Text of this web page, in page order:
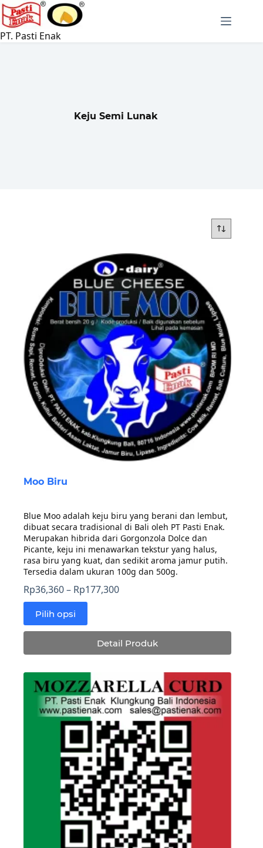
Langsung
ke
konten
PT. Pasti Enak
Keju Semi Lunak
Moo Biru
Blue Moo adalah keju biru yang berani dan lembut,
dibuat secara tradisional di Bali oleh PT Pasti Enak.
Merupakan hibrida dari Gorgonzola Dolce dan
Picante, keju ini menawarkan tekstur yang halus,
rasa biru yang kuat, dan sedikit aroma jamur putih.
Tersedia dalam ukuran 100g dan 500g.
Rp36,360– Rp177,300Rentang
Rp177,300
Pilih opsi
Produk
ini
beberapa
varian.
Pilihan
dapat
halaman
Detail Produk